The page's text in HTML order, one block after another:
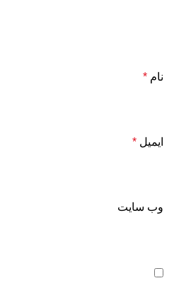
نام *
ایمیل *
وب‌ سایت